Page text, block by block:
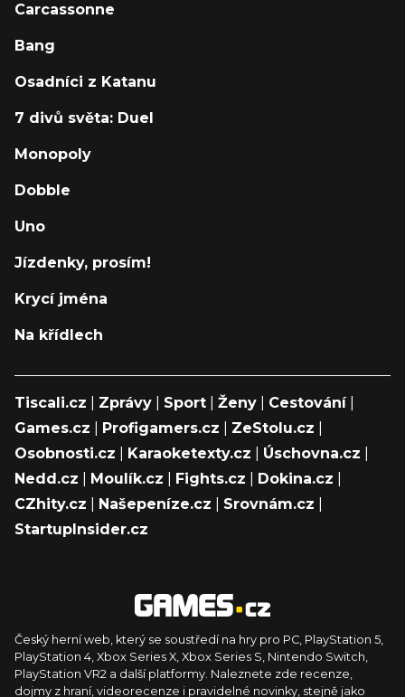
Carcassonne
Bang
Osadníci z Katanu
7 divů světa: Duel
Monopoly
Dobble
Uno
Jízdenky, prosím!
Krycí jména
Na křídlech
Tiscali.cz Zprávy Sport Ženy Cestování|
Games.cz
Profigamers.cz ZeStolu.cz
Osobnosti.cz
Karaoketexty.cz Úschovna.cz
Nedd.cz
Moulík.cz Fights.cz Dokina.cz
CZhity.cz
Našepeníze.cz Srovnám.cz
StartupInsider.cz
Český herní web, který se soustředí na hry pro PC, PlayStation 5,
PlayStation 4, Xbox Series X, Xbox Series S, Nintendo Switch,
PlayStation VR2 a další platformy. Naleznete zde recenze,
dojmy z hraní, videorecenze i pravidelné novinky, stejně jako